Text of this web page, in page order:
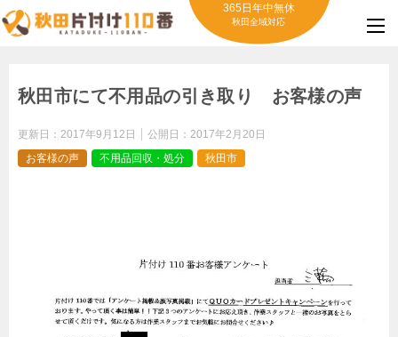
365日年中無休
秋田全域対応
秋田市にて不用品の引き取り お客様の声
更新日： 2017年9月12日 公開日： 2017年2月20日
お客様の声
不用品回収・処分 秋田市